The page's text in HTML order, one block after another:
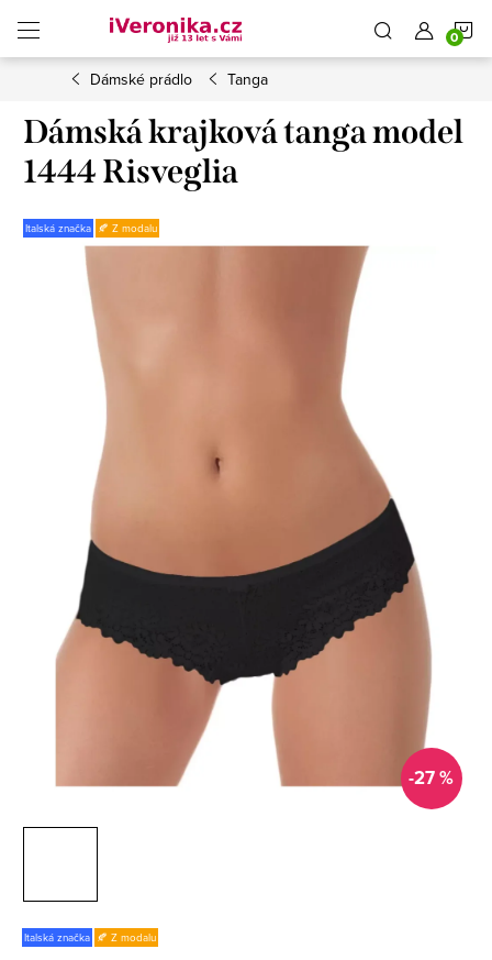
obsah
Dámské prádlo Tanga
Dámská krajková tanga model
1444 Risveglia
Italská značka 🍂 Z modalu
-27 %
Italská značka 🍂 Z modalu